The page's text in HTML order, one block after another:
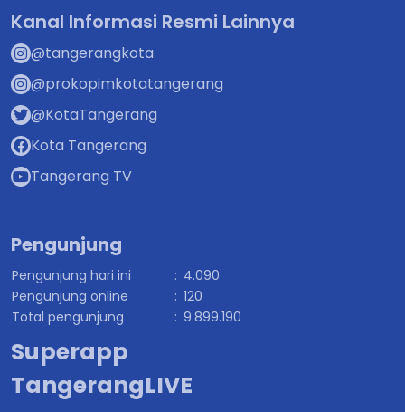
Kanal Informasi Resmi Lainnya
@tangerangkota
@prokopimkotatangerang
@KotaTangerang
Kota Tangerang
Tangerang TV
Pengunjung
Pengunjung hari ini : 4.090
Pengunjung online
: 120
Total pengunjung
: 9.899.190
Superapp
TangerangLIVE